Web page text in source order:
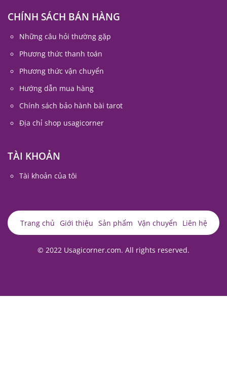
CHÍNH SÁCH BÁN HÀNG
Những câu hỏi thường gặp
Phương thức thanh toán
Phương thức vận chuyển
Hướng dẫn mua hàng
Chính sách bảo hành bài tarot
Địa chỉ shop usagicorner
TÀI KHOẢN
Tài khoản của tôi
Trang chủ Giới thiệu Sản phẩm Vận chuyển Liên hệ
© 2022 Usagicorner.com. All rights reserved.